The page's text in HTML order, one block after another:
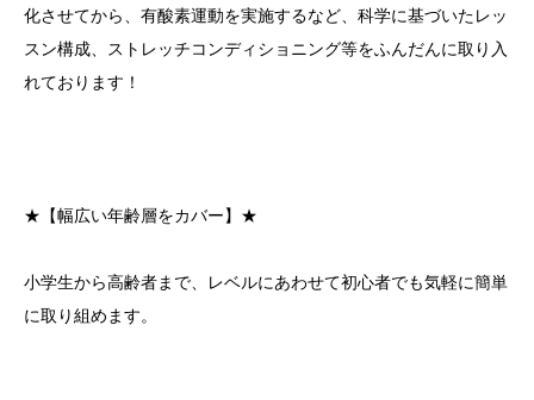
化させてから、有酸素運動を実施するなど、科学に基づいたレッ
スン構成、ストレッチコンディショニング等をふんだんに取り入
れております！
★【幅広い年齢層をカバー】★
小学生から高齢者まで、レベルにあわせて初心者でも気軽に簡単
に取り組めます。